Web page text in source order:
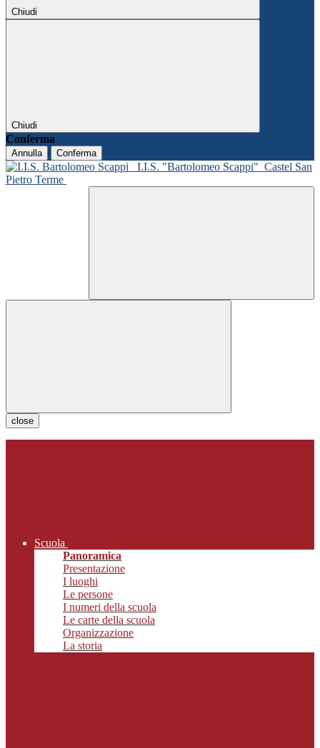
Chiudi
Chiudi
Conferma
Annulla Conferma
I.I.S. "Bartolomeo Scappi" Castel San
Pietro Terme
close
Scuola
Panoramica
Presentazione
I luoghi
Le persone
I numeri della scuola
Le carte della scuola
Organizzazione
La storia